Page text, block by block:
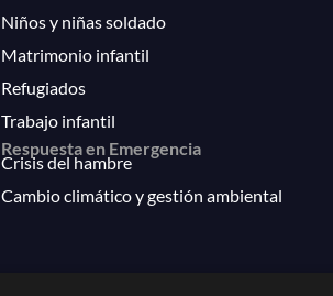
Niños y niñas soldado
Matrimonio infantil
Refugiados
Trabajo infantil
Respuesta en Emergencia
Crisis del hambre
Cambio climático y gestión ambiental